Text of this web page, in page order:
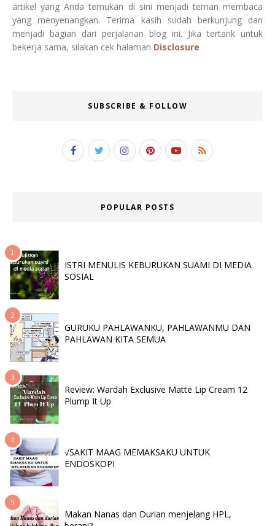
artikel yang Anda temukan di sini menjadi teman membaca
yang menyenangkan. Terima kasih sudah berkunjung dan
menjadi bagian dari perjalanan blog ini. Jika tertarik untuk
bekerja sama, silakan cek halaman Disclosure
SUBSCRIBE & FOLLOW
POPULAR POSTS
ISTRI MENULIS KEBURUKAN SUAMI DI MEDIA
SOSIAL
GURUKU PAHLAWANKU, PAHLAWANMU DAN
PAHLAWAN KITA SEMUA
Review: Wardah Exclusive Matte Lip Cream 12
Plump It Up
√SAKIT MAAG MEMAKSAKU UNTUK
ENDOSKOPI
Makan Nanas dan Durian menjelang HPL,